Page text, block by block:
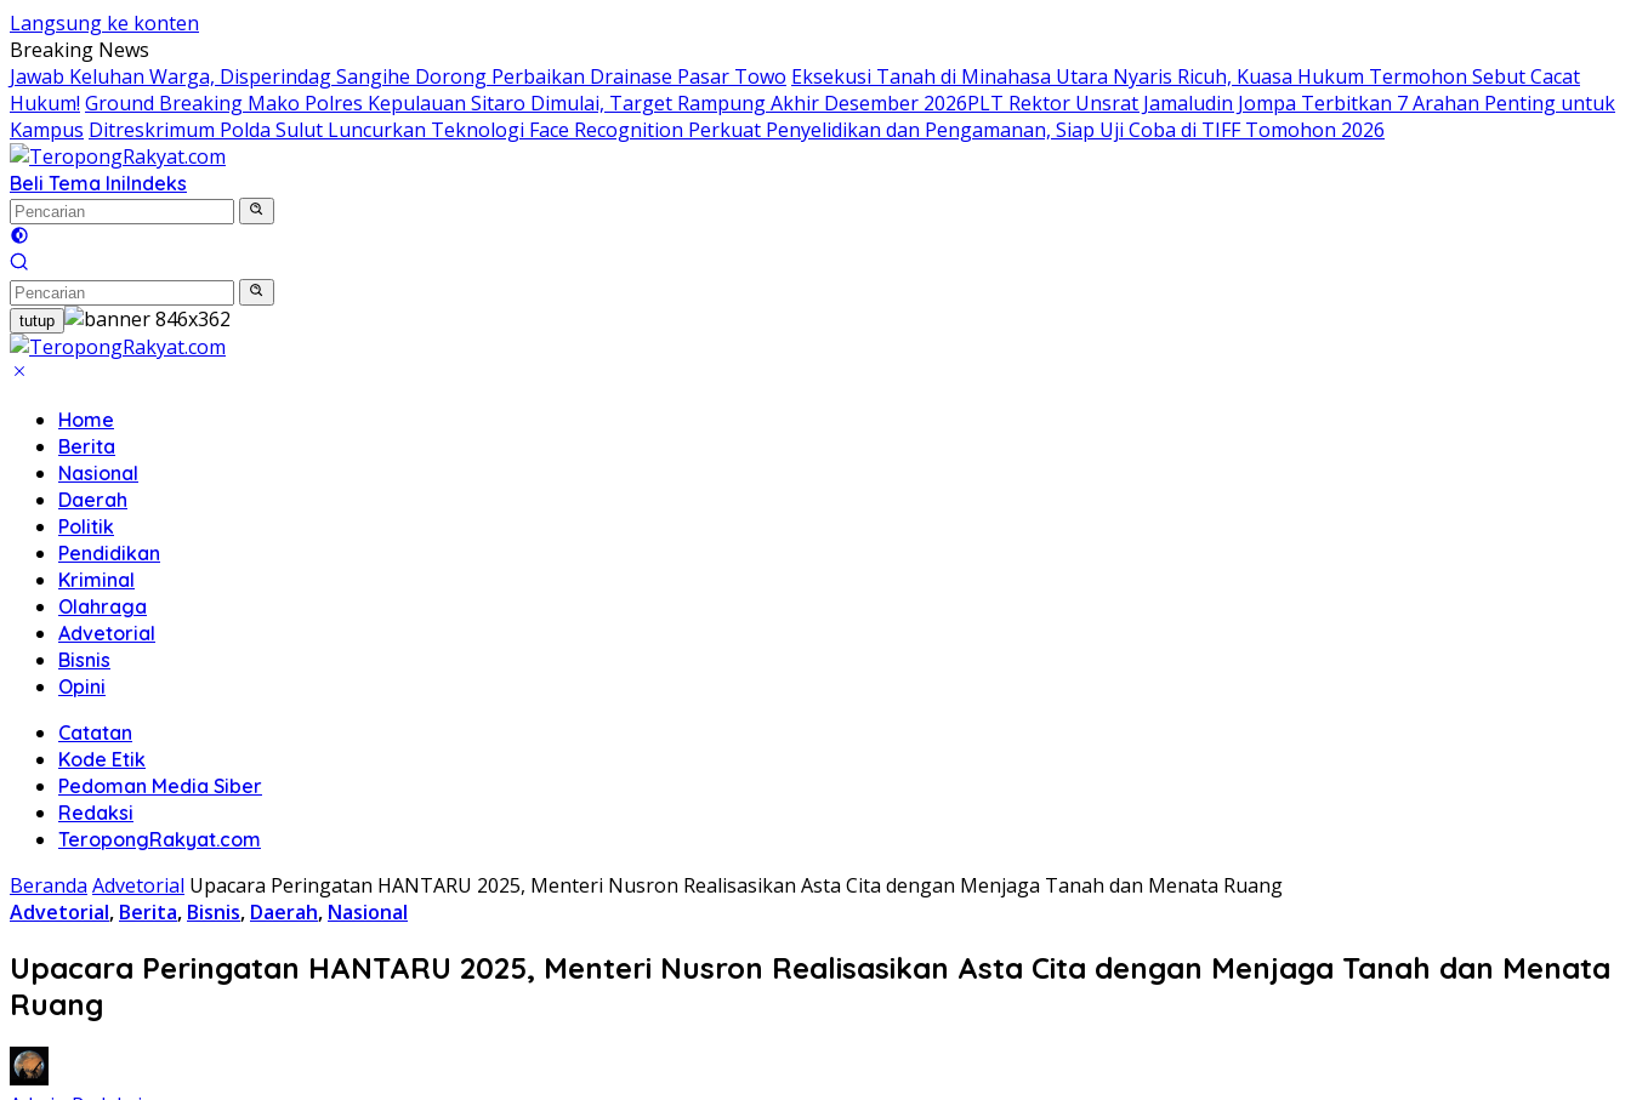
Langsung ke konten
Breaking News
Jawab Keluhan Warga, Disperindag Sangihe Dorong Perbaikan Drainase Pasar Towo Eksekusi Tanah di Minahasa Utara Nyaris Ricuh, Kuasa Hukum Termohon Sebut Cacat
Hukum! Ground Breaking Mako Polres Kepulauan Sitaro Dimulai, Target Rampung Akhir Desember 2026​PLT Rektor Unsrat Jamaludin Jompa Terbitkan 7 Arahan Penting untuk
Kampus Ditreskrimum Polda Sulut Luncurkan Teknologi Face Recognition Perkuat Penyelidikan dan Pengamanan, Siap Uji Coba di TIFF Tomohon 2026
Beli Tema IniIndeks
tutup
Home
Berita
Nasional
Daerah
Politik
Pendidikan
Kriminal
Olahraga
Advetorial
Bisnis
Opini
Catatan
Kode Etik
Pedoman Media Siber
Redaksi
TeropongRakyat.com
Beranda Advetorial Upacara Peringatan HANTARU 2025, Menteri Nusron Realisasikan Asta Cita dengan Menjaga Tanah dan Menata Ruang
Advetorial, Berita, Bisnis, Daerah, Nasional
Upacara Peringatan HANTARU 2025, Menteri Nusron Realisasikan Asta Cita dengan Menjaga Tanah dan Menata
Ruang